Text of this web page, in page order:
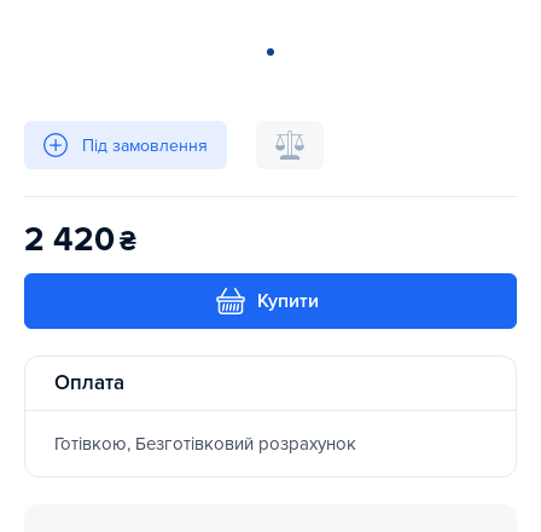
Під замовлення
2 420₴
Купити
Оплата
Готівкою, Безготівковий розрахунок